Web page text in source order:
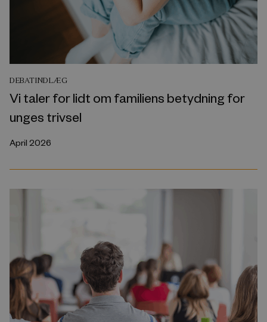
DEBATINDLÆG
Vi taler for lidt om familiens betydning for
unges trivsel
April 2026